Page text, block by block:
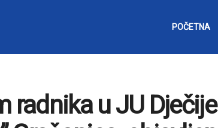
POČETNA
radnika u JU Dječije